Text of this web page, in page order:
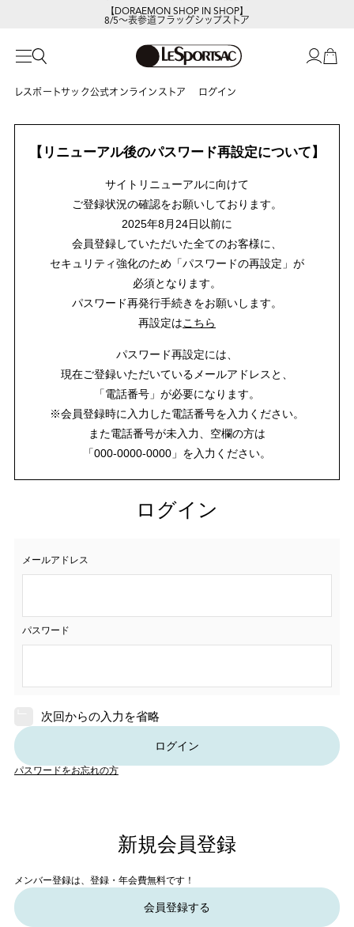
【DORAEMON SHOP IN SHOP】
8/5～表参道フラッグシップストア
レスポートサック公式オンラインストア ログイン
【リニューアル後のパスワード再設定について】
サイトリニューアルに向けて
ご登録状況の確認をお願いしております。
2025年8月24日以前に
会員登録していただいた全てのお客様に、
セキュリティ強化のため「パスワードの再設定」が
必須となります。
パスワード再発行手続きをお願いします。
再設定はこちら
パスワード再設定には、
現在ご登録いただいているメールアドレスと、
「電話番号」が必要になります。
※会員登録時に入力した電話番号を入力ください。
また電話番号が未入力、空欄の方は
「000-0000-0000」を入力ください。
ログイン
メールアドレス
パスワード
次回からの入力を省略
ログイン
パスワードをお忘れの方
新規会員登録
メンバー登録は、登録・年会費無料です！
会員登録する